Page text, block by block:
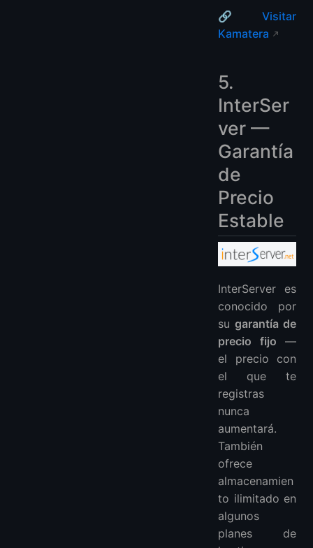
🔗 Visitar
Kamatera
5.
InterSer
ver —
Garantía
de
Precio
Estable
InterServer es
conocido por
su garantía de
precio fijo —
el precio con
el que te
registras
nunca
aumentará.
También
ofrece
almacenamien
to ilimitado en
algunos
planes de